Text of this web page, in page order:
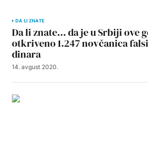
DA LI ZNATE
Da li znate… da je u Srbiji ove
otkriveno 1.247 novčanica
dinara
14. avgust 2020.